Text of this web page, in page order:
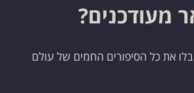
מעודכנים?
את כל הסיפורים החמים של עולם